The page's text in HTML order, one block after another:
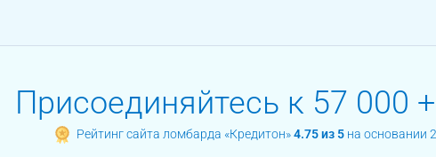
Присоединяйтесь к 57 000
Рейтинг сайта ломбарда «Кредитон»4.75 из 5 на основании